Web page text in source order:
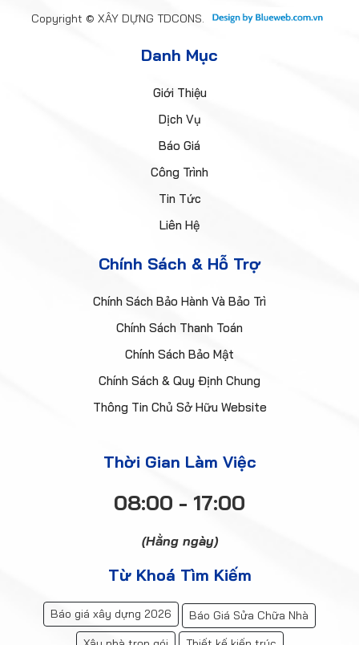
Copyright © XÂY DỰNG TDCONS.
Danh Mục
Giới Thiệu
Dịch Vụ
Báo Giá
Công Trình
Tin Tức
Liên Hệ
Chính Sách & Hỗ Trợ
Chính Sách Bảo Hành Và Bảo Trì
Chính Sách Thanh Toán
Chính Sách Bảo Mật
Chính Sách & Quy Định Chung
Thông Tin Chủ Sở Hữu Website
Thời Gian Làm Việc
08:00 - 17:00
(Hằng ngày)
Từ Khoá Tìm Kiếm
Báo giá xây dựng 2026
Báo Giá Sửa Chữa Nhà